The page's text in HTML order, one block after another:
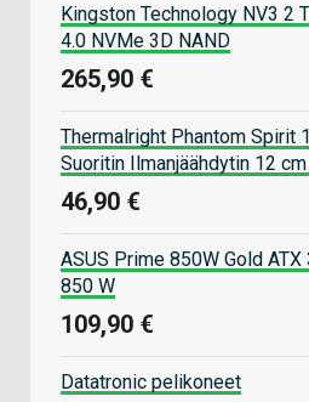
Kingston Technology NV3 2
4.0 NVMe 3D NAND
265,90 €
Thermalright Phantom Spirit
Suoritin Ilmanjäähdytin 12
46,90 €
ASUS Prime 850W Gold
850 W
109,90 €
Datatronic pelikoneet